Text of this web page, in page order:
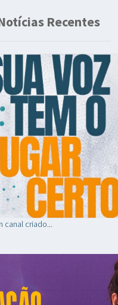
Recentes
canal criado...